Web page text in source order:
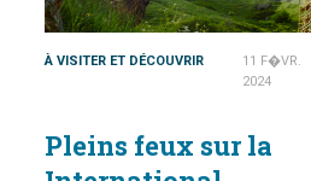
À VISITER ET DÉCOUVRIR
11 F�VR.
2024
Pleins feux sur la